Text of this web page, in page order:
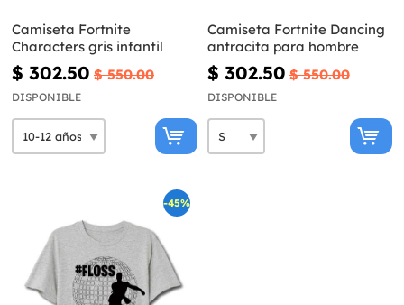
Camiseta Fortnite
Characters gris infantil
$ 302.50 $ 550.00
DISPONIBLE
Camiseta Fortnite Dancing
antracita para hombre
$ 302.50 $ 550.00
DISPONIBLE
-45%